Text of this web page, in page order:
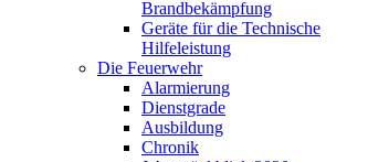
Brandbekämpfung
Geräte für die Technische
Hilfeleistung
Die Feuerwehr
Alarmierung
Dienstgrade
Ausbildung
Chronik